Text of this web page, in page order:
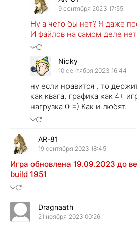
9 сентября 2023 17:55
Ну а чего бы нет? Я даже
И файлов на самом деле
Nicky
10 сентября 2023 16:44
ну если нравится , то
как квага, графика как 4+
нагрузка 0 =) Как и любят.
AR-81
19 сентября 2023 18:45
Игра обновлена 19.09.2023 до
build 1951
Dragnaath
21 ноября 2023 00:26